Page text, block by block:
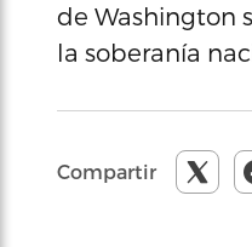
de Washington
la soberanía
Compartir